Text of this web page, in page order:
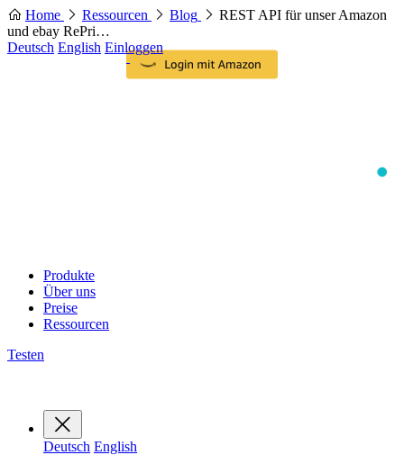
Home Ressourcen Blog
REST API für unser Amazon
und ebay RePri…
Deutsch English Einloggen
Produkte
Über uns
Preise
Ressourcen
Testen
Deutsch English